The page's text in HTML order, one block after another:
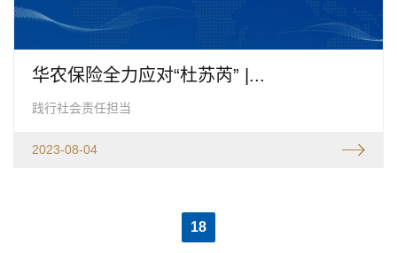
华农保险全力应对“杜苏芮” |...
践行社会责任担当
2023-08-04
18